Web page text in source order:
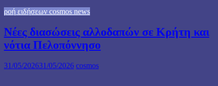
ροή ειδήσεων cosmos news
Νέες διασώσεις αλλοδαπών σε Κρήτη και
νότια Πελοπόννησο
31/05/202631/05/2026 cosmos